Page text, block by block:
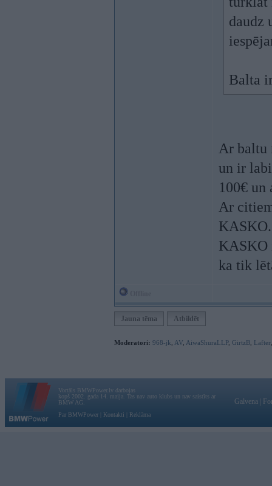
daudz
Balta
Ar baltu
un ir
100€
Ar
KASKO.
KASKO
ka tik
Jauna tēma Atbildēt
Moderatori: 968-jk AV AiwaShuraLLP, GirtzB Lafter
Vortāls BMWPower.lv darbojas
kopš 2002. gada 14. maija. Tas nav auto klubs un nav saistīts ar
BMW AG.
Par BMWPower
Kontakti Reklāma
Galvena